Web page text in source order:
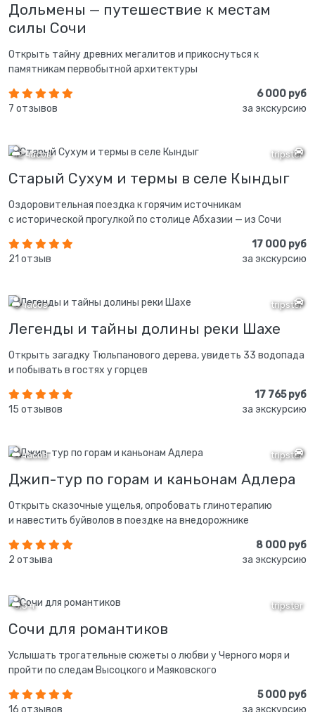
Дольмены — путешествие к местам
силы Сочи
Открыть тайну древних мегалитов и прикоснуться к
памятникам первобытной архитектуры
7 отзывов
6 000 руб
за экскурсию
tripster
12 часов
Старый Сухум и термы в селе Кындыг
Оздоровительная поездка к горячим источникам
с исторической прогулкой по столице Абхазии — из Сочи
21 отзыв
17 000 руб
за экскурсию
tripster
6 часов
Легенды и тайны долины реки Шахе
Открыть загадку Тюльпанового дерева, увидеть 33 водопада
и побывать в гостях у горцев
15 отзывов
17 765 руб
за экскурсию
tripster
5 часов
Джип-тур по горам и каньонам Адлера
Открыть сказочные ущелья, опробовать глинотерапию
и навестить буйволов в поездке на внедорожнике
2 отзыва
8 000 руб
за экскурсию
tripster
3,5 ч
Сочи для романтиков
Услышать трогательные сюжеты о любви у Черного моря и
пройти по следам Высоцкого и Маяковского
5 000 руб